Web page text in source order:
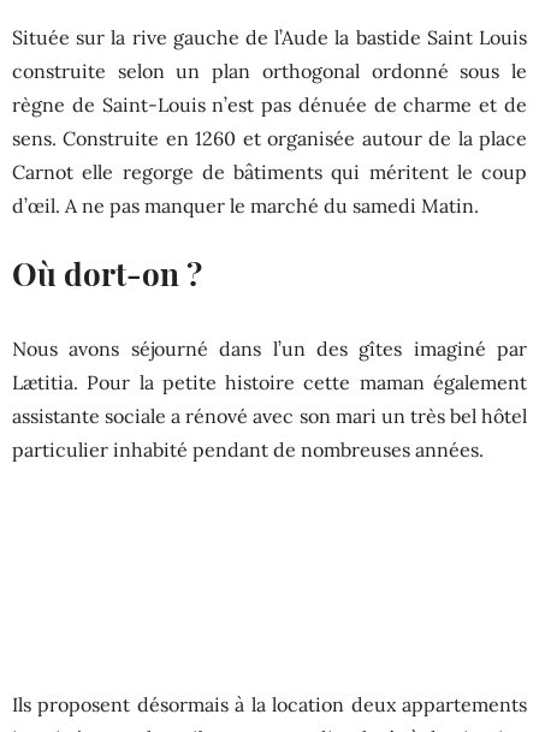
Située sur la rive gauche de l’Aude la bastide Saint Louis
construite selon un plan orthogonal ordonné sous le
règne de Saint-Louis n’est pas dénuée de charme et de
sens. Construite en 1260 et organisée autour de la place
Carnot elle regorge de bâtiments qui méritent le coup
d’œil. A ne pas manquer le marché du samedi Matin.
Où dort-on ?
Nous avons séjourné dans l’un des gîtes imaginé par
Lætitia. Pour la petite histoire cette maman également
assistante sociale a rénové avec son mari un très bel hôtel
particulier inhabité pendant de nombreuses années.
Ils proposent désormais à la location deux appartements